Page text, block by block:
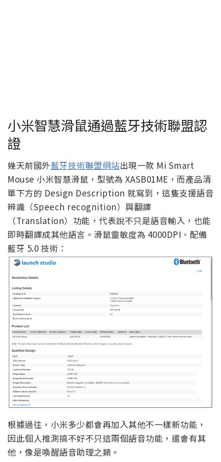
小米智慧滑鼠通過藍牙技術聯盟認
證
幾天前國外藍牙技術聯盟網站出現一款 Mi Smart
Mouse 小米智慧滑鼠，型號為 XASB01ME，而產品清
單下方的 Design Description 就寫到，這隻支援語音
辨識（Speech recognition）與翻譯
（Translation）功能，代表說不只是語音輸入，也能
即時翻譯成其他語言。滑鼠靈敏度為 4000DPI、配備
藍牙 5.0 技術：
根據過往，小米多少都會再加入其他不一樣新功能，
因此個人推測搞不好不只這兩個語音功能，還會有其
他，像是喚醒語音助理之類。